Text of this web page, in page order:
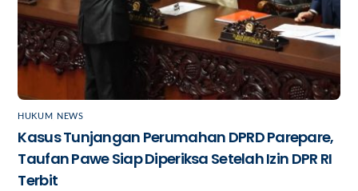
HUKUM NEWS
Kasus Tunjangan Perumahan DPRD Parepare,
Taufan Pawe Siap Diperiksa Setelah Izin DPR RI
Terbit